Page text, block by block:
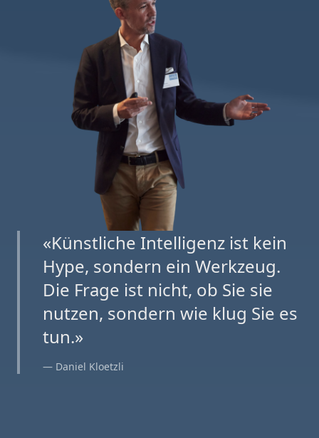
«Künstliche Intelligenz ist kein
Hype, sondern ein Werkzeug.
Die Frage ist nicht, ob Sie sie
nutzen, sondern wie klug Sie es
tun.»
— Daniel Kloetzli